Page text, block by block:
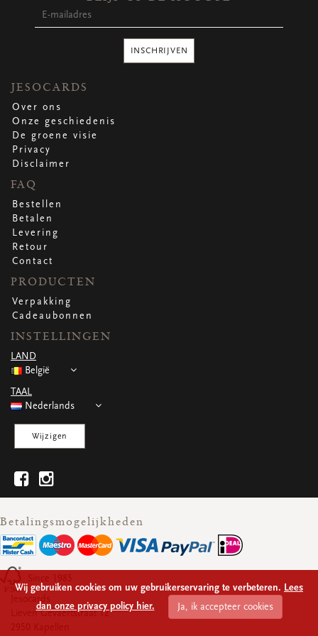
Ronde stickers
bekijk alle
Vierkante stickers
bekijk alle
bekijk alle
bekijk alle
VERPAKKING
Verpakking op rol
bekijk alle
Hoezen
bekijk alle
Flowerbag
bekijk alle
Draagtassen
bekijk alle
Omslagen
bekijk alle
Promo's
bekijk alle
bekijk alle
Langwerpige wenskaartjes
bekijk alle
Rechthoekige wenskaartjes
bekijk alle
Wenskaarten
bekijk alle
Per gelegenheid
bekijk alle
INSCHRIJVEN
JESOCARDS
Over ons
Onze geschiedenis
De groene visie
Privacy
Disclaimer
FAQ
Bestellen
Betalen
Levering
Retour
Contact
PRODUCTEN
Verpakking
Cadeaubonnen
INSTELLINGEN
LAND
België
TAAL
Nederlands
Wijzigen
Betalingsmogelijkheden
Jesocards
Lieven Gevaertstraat 12
Wij gebruiken cookies om uw gebruikerservaring te verbeteren. Lees
dan onze privacy policy hier.
Ja, ik accepteer cookies